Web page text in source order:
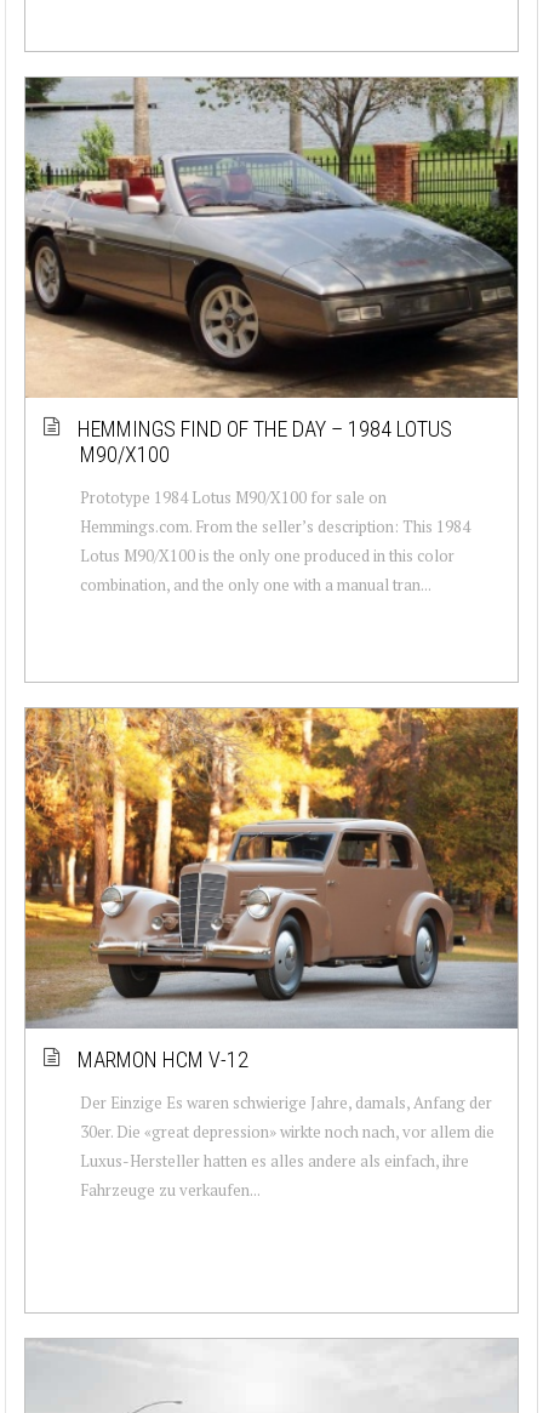
HEMMINGS FIND OF THE DAY – 1984 LOTUS
M90/X100
Prototype 1984 Lotus M90/X100 for sale on
Hemmings.com. From the seller’s description: This 1984
Lotus M90/X100 is the only one produced in this color
combination, and the only one with a manual tran...
MARMON HCM V-12
Der Einzige Es waren schwierige Jahre, damals, Anfang der
30er. Die «great depression» wirkte noch nach, vor allem die
Luxus-Hersteller hatten es alles andere als einfach, ihre
Fahrzeuge zu verkaufen...